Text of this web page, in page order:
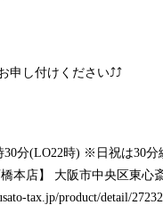
申し付けください⤴️⤴️
30分(LO22時) ※日祝は30
本店】 大阪市中央区東心
tax.jp/product/detail/